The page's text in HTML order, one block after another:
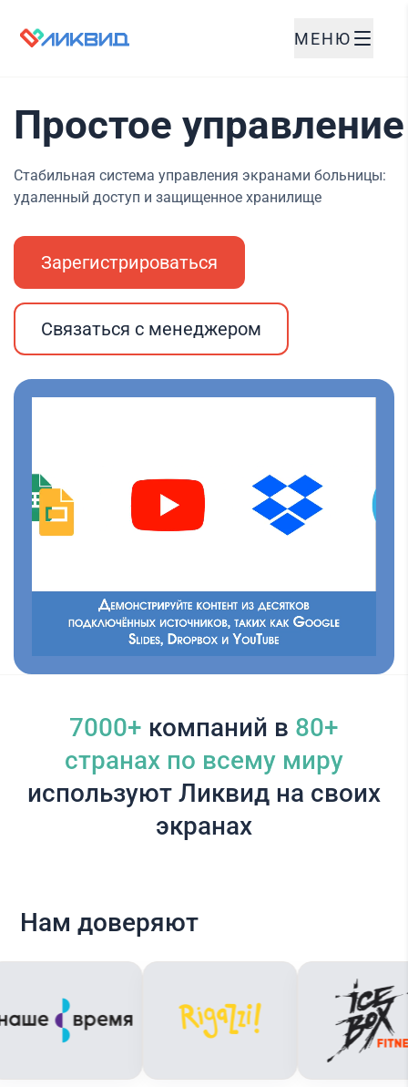
МЕНЮ
Простое
Стабильная система управления экранами больницы:
удаленный доступ и защищенное хранилище
Зарегистрироваться
Связаться с менеджером
7000+ компаний в 80+
cтранах по всему миру
используют Ликвид на своих
экранах
Нам доверяют